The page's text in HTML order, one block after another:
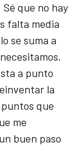
que no hay
falta media
se suma a
a punto
la
que
me
buen paso